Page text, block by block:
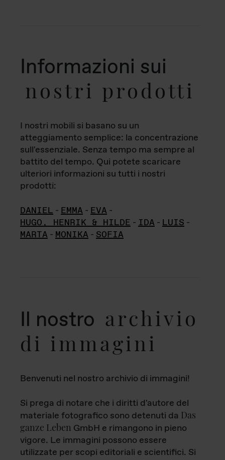
Informazioni sui
nostri prodotti
I nostri mobili si basano su un
atteggiamento semplice: la concentrazione
sull'essenziale. Senza tempo ma sempre al
battito del tempo. Qui potete scaricare
ulteriori informazioni su tutti i nostri
prodotti:
DANIEL - EMMA - EVA -
HUGO, HENRIK & HILDE - IDA - LUIS -
MARTA - MONIKA - SOFIA
Il nostro archivio
di immagini
Benvenuti nel nostro archivio di immagini!
Si prega di notare che i diritti d'autore del
materiale fotografico sono detenuti da Das
ganze Leben GmbH e rimangono in pieno
vigore. Le immagini possono essere
utilizzate per scopi editoriali e scientifici. Si